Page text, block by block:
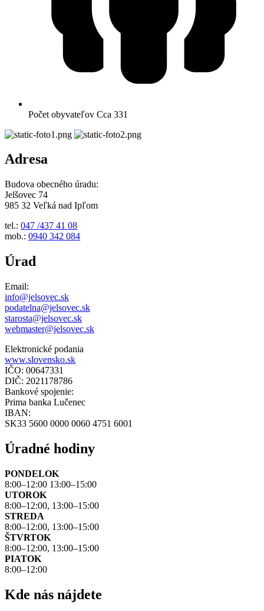
Počet obyvateľov Cca 331
Adresa
Budova obecného úradu:
Jelšovec 74
985 32 Veľká nad Ipľom
tel.: 047 /437 41 08
mob.: 0940 342 084
Úrad
Email:
info@jelsovec.sk
podatelna@jelsovec.sk
starosta@jelsovec.sk
webmaster@jelsovec.sk
Elektronické podania
www.slovensko.sk
IČO: 00647331
DIČ: 2021178786
Bankové spojenie:
Prima banka Lučenec
IBAN:
SK33 5600 0000 0060 4751 6001
Úradné hodiny
PONDELOK
8:00–12:00 13:00–15:00
UTOROK
8:00–12:00, 13:00–15:00
STREDA
8:00–12:00, 13:00–15:00
ŠTVRTOK
8:00–12:00, 13:00–15:00
PIATOK
8:00–12:00
Kde nás nájdete